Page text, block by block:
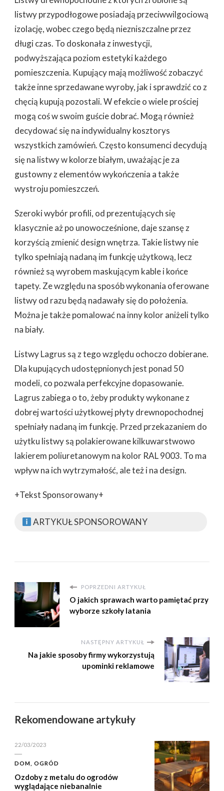
listwy przypodłogowe posiadają przeciwwilgociową
izolację, wobec czego będą niezniszczalne przez
długi czas. To doskonała z inwestycji,
podwyższająca poziom estetyki każdego
pomieszczenia. Kupujący mają możliwość zobaczyć
także inne sprzedawane wyroby, jak i sprawdzić co z
chęcią kupują pozostali. W efekcie o wiele prościej
mogą coś w swoim guście dobrać. Mogą również
decydować się na indywidualny kosztorys
wszystkich zamówień. Często konsumenci decydują
się na listwy w kolorze białym, uważając je za
gustowny z elementów wykończenia a także
wystroju pomieszczeń.
Szeroki wybór profili, od prezentujących się
klasycznie aż po unowocześnione, daje szansę z
korzyścią zmienić design wnętrza. Takie listwy nie
tylko spełniają nadaną im funkcję użytkową, lecz
również są wyrobem maskującym kable i końce
tapety. Ze względu na sposób wykonania oferowane
listwy od razu będą nadawały się do położenia.
Można je także pomalować na inny kolor aniżeli tylko
na biały.
Listwy Lagrus są z tego względu ochoczo dobierane.
Dla kupujących udostępnionych jest ponad 50
modeli, co pozwala perfekcyjne dopasowanie.
Lagrus zabiega o to, żeby produkty wykonane z
dobrej wartości użytkowej płyty drewnopochodnej
spełniały nadaną im funkcję. Przed przekazaniem do
użytku listwy są polakierowane kilkuwarstwowo
lakierem poliuretanowym na kolor RAL 9003. To ma
wpływ na ich wytrzymałość, ale też i na design.
+Tekst Sponsorowany+
ARTYKUŁ SPONSOROWANY
POPRZEDNI ARTYKUŁ
O jakich sprawach warto pamiętać przy
wyborze szkoły latania
NASTĘPNY ARTYKUŁ
Na jakie sposoby firmy wykorzystują
upominki reklamowe
Rekomendowane artykuły
22/03/2023
DOM, OGRÓD
Ozdoby z metalu do ogrodów
wyglądające niebanalnie